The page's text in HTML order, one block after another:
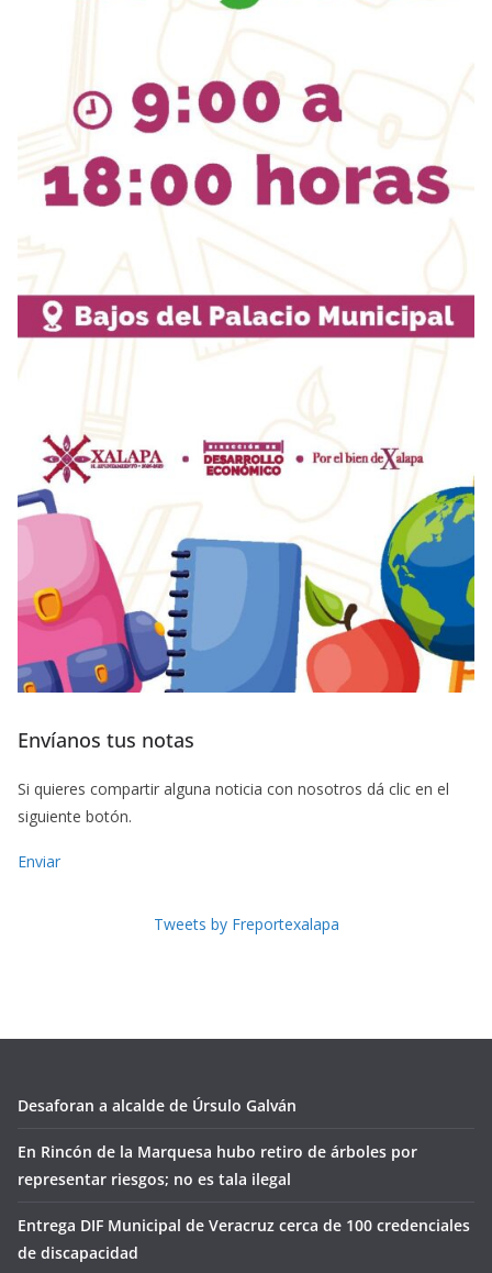
Envíanos tus notas
Si quieres compartir alguna noticia con nosotros dá clic en el
siguiente botón.
Enviar
Tweets by Freportexalapa
Desaforan a alcalde de Úrsulo Galván
En Rincón de la Marquesa hubo retiro de árboles por
representar riesgos; no es tala ilegal
Entrega DIF Municipal de Veracruz cerca de 100 credenciales
de discapacidad